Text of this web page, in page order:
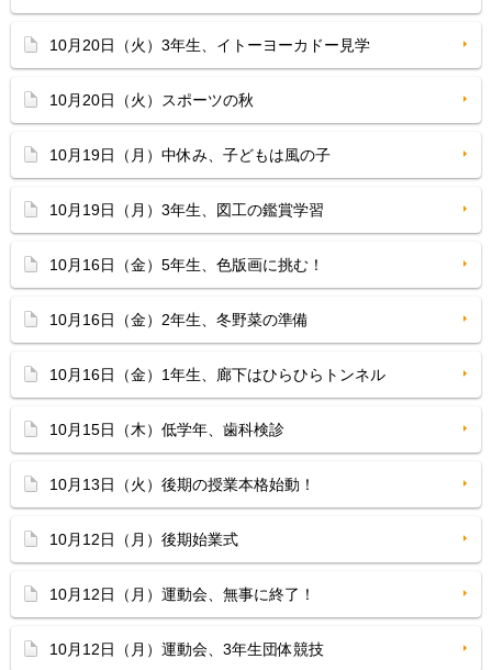
10月20日（火）3年生、イトーヨーカドー見学
10月20日（火）スポーツの秋
10月19日（月）中休み、子どもは風の子
10月19日（月）3年生、図工の鑑賞学習
10月16日（金）5年生、色版画に挑む！
10月16日（金）2年生、冬野菜の準備
10月16日（金）1年生、廊下はひらひらトンネル
10月15日（木）低学年、歯科検診
10月13日（火）後期の授業本格始動！
10月12日（月）後期始業式
10月12日（月）運動会、無事に終了！
10月12日（月）運動会、3年生団体競技